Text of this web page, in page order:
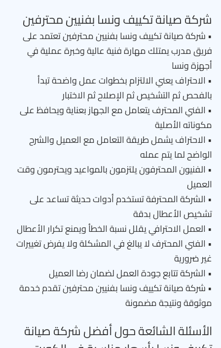
شركة صيانة تكييف ونسا بفنيين محترفين
• شركة صيانة تكييف ونسا بفنيين محترفين تعتمد على
فريق مدرب يمتلك مهارة فنية عالية وخبرة عملية في
أجهزة ونسا
• الاحتراف يعني الالتزام بخطوات عمل واضحة تبدأ
بالفحص ثم التشخيص ثم الإصلاح ثم الاختبار
• الفني المحترف يتعامل مع الجهاز بعناية ويحافظ على
مكوناته الأصلية
• الاحتراف يشمل طريقة التعامل مع العميل والشرح
الواضح لما يتم عمله
• الفنيون المحترفون يلتزمون بالمواعيد ويحترمون وقت
العميل
• الشركة المحترفة تستخدم أدوات حديثة تساعد على
تشخيص الأعطال بدقة
• العمل الاحترافي يقلل نسبة الخطأ ويمنع تكرار الأعطال
• الفني المحترف لا يبالغ في المشكلة ولا يفرض تغييرات
غير ضرورية
• الشركة تتابع جودة العمل لضمان رضا العميل
• شركة صيانة تكييف ونسا بفنيين محترفين تقدم خدمة
موثوقة ونتيجة مضمونة
الأسئلة الشائعة حول أفضل شركة صيانة